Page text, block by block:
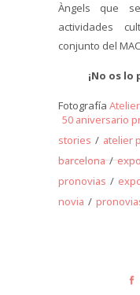
Àngels que
actividades
conjunto del
¡No os lo
Fotografía
50 aniversario
stories / atelier
barcelona /
pronovias /
novia /